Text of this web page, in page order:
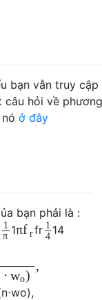
bạn vẫn truy
hỏi về
ở đây
bạn phải là :
1
π 1πf rfr 1
4 14
⋅ wo)
,
n⋅wo),